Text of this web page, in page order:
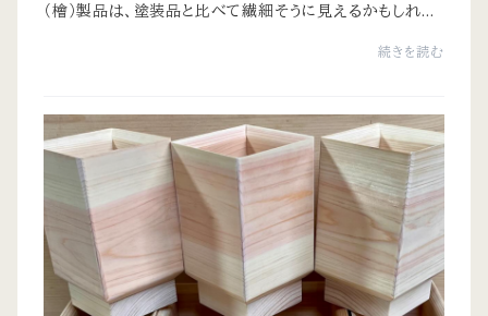
（檜）製品は、塗装品と比べて繊細そうに見えるかもしれま
せんが、実際には過度なメンテナンスを必要としない素材
続きを読む